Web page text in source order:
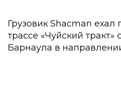
Грузовик Shacman
трассе «Чуйский тракт»
Барнаула в